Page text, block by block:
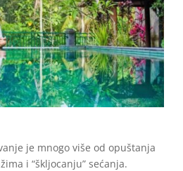
je mnogo više od opuštanja
i “škljocanju” sećanja.